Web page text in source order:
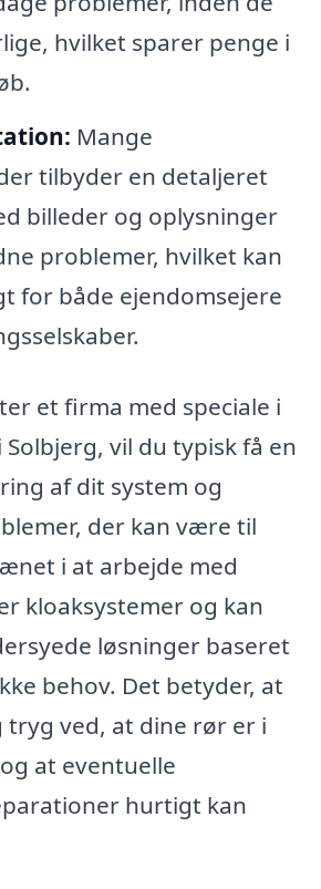
hvilket sparer penge i
Mange
tilbyder en detaljeret
billeder og oplysninger
problemer, hvilket kan
for både ejendomsejere
et firma med speciale i
vil du typisk få en
af dit system og
der kan være til
i at arbejde med
kloaksystemer og kan
løsninger baseret
behov. Det betyder, at
tryg ved, at dine rør er i
at eventuelle
hurtigt kan